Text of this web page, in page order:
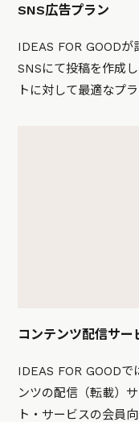
SNS広告プラン
IDEAS FOR GOOD
SNSにて投稿を作成
トに対して最適なプ
コンテンツ配信サー
IDEAS FOR GOOD
ンツの配信（転載）
ト・サービスの会員